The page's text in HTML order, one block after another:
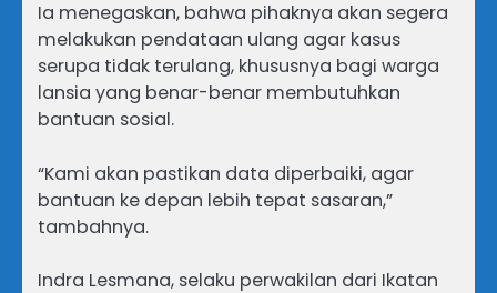
Ia menegaskan, bahwa pihaknya akan segera
melakukan pendataan ulang agar kasus
serupa tidak terulang, khususnya bagi warga
lansia yang benar-benar membutuhkan
bantuan sosial.
“Kami akan pastikan data diperbaiki, agar
bantuan ke depan lebih tepat sasaran,”
tambahnya.
Indra Lesmana, selaku perwakilan dari Ikatan